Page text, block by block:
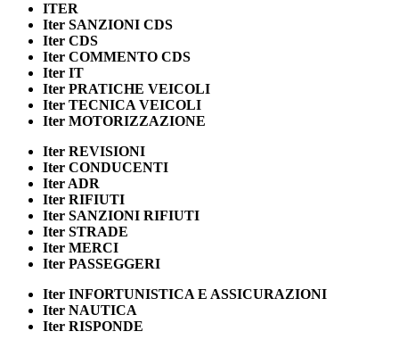
ITER
Iter SANZIONI CDS
Iter CDS
Iter COMMENTO CDS
Iter IT
Iter PRATICHE VEICOLI
Iter TECNICA VEICOLI
Iter MOTORIZZAZIONE
Iter REVISIONI
Iter CONDUCENTI
Iter ADR
Iter RIFIUTI
Iter SANZIONI RIFIUTI
Iter STRADE
Iter MERCI
Iter PASSEGGERI
Iter INFORTUNISTICA E ASSICURAZIONI
Iter NAUTICA
Iter RISPONDE